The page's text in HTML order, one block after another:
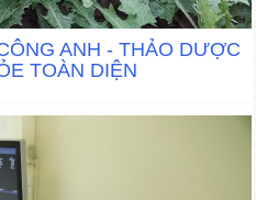
ANH - THẢO DƯỢC
TOÀN DIỆN